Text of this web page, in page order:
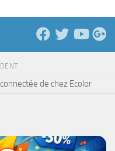
de chez Ecolor